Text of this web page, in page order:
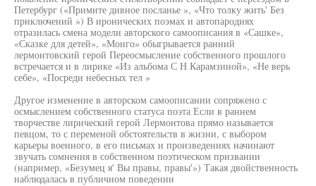
Петербург («Примите дивное посланье », «Что толку жить' Без
приключений ») В иронических поэмах и автопародиях
отразилась смена модели авторского самоописания в «Сашке»,
«Сказке для детей», «Монго» обыгрывается ранний
лермонтовский герой Переосмысление собственного прошлого
встречается и в лирике «Из альбома С Н Карамзиной», «Не верь
себе», «Посреди небесных тел »
Другое изменение в авторском самоописании сопряжено с
осмыслением собственного статуса поэта Если в раннем
творчестве лирический герой Лермонтова прямо называется
певцом, то с переменой обстоятельств в жизни, с выбором
карьеры военного, в его письмах и произведениях начинают
звучать сомнения в собственном поэтическом призвании
(например, «Безумец я' Вы правы, правы'») Такая двойственность
наблюдалась в публичном поведении